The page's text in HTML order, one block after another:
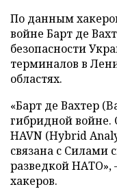
По данным
войне Барт де
безопасности
терминалов в
областях.
«Барт де Вахтер
гибридной войне.
HAVN (Hybrid
связана с Силами
разведкой НАТО»,
хакеров.